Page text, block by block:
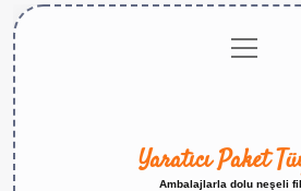
menüyü
aç
Yaratıcı Paket
Ambalajlarla dolu neşeli